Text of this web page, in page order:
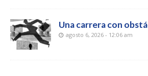
Una carrera con
agosto 6, 2026 - 12:06 am